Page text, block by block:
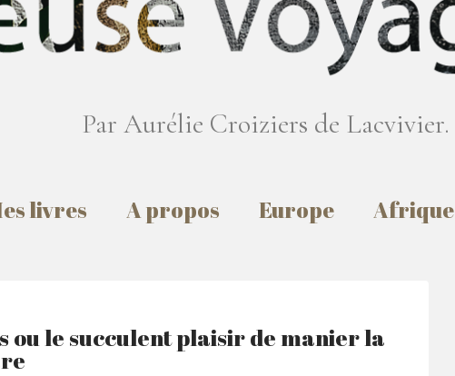
Par Aurélie Croiziers de Lacvivier.
livres A propos Europe Afrique
ou le succulent plaisir de manier la